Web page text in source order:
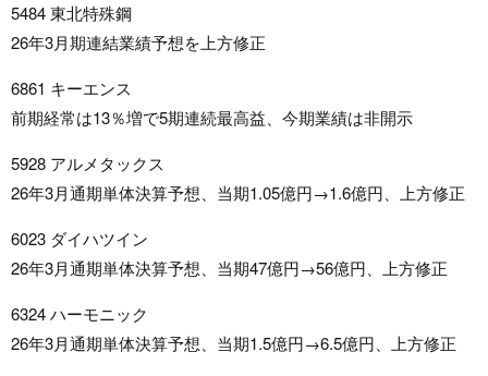
5484 東北特殊鋼
26年3月期連結業績予想を上方修正
6861 キーエンス
前期経常は13％増で5期連続最高益、今期業績は非開示
5928 アルメタックス
26年3月通期単体決算予想、当期1.05億円→1.6億円、上方修正
6023 ダイハツイン
26年3月通期単体決算予想、当期47億円→56億円、上方修正
6324 ハーモニック
26年3月通期単体決算予想、当期1.5億円→6.5億円、上方修正